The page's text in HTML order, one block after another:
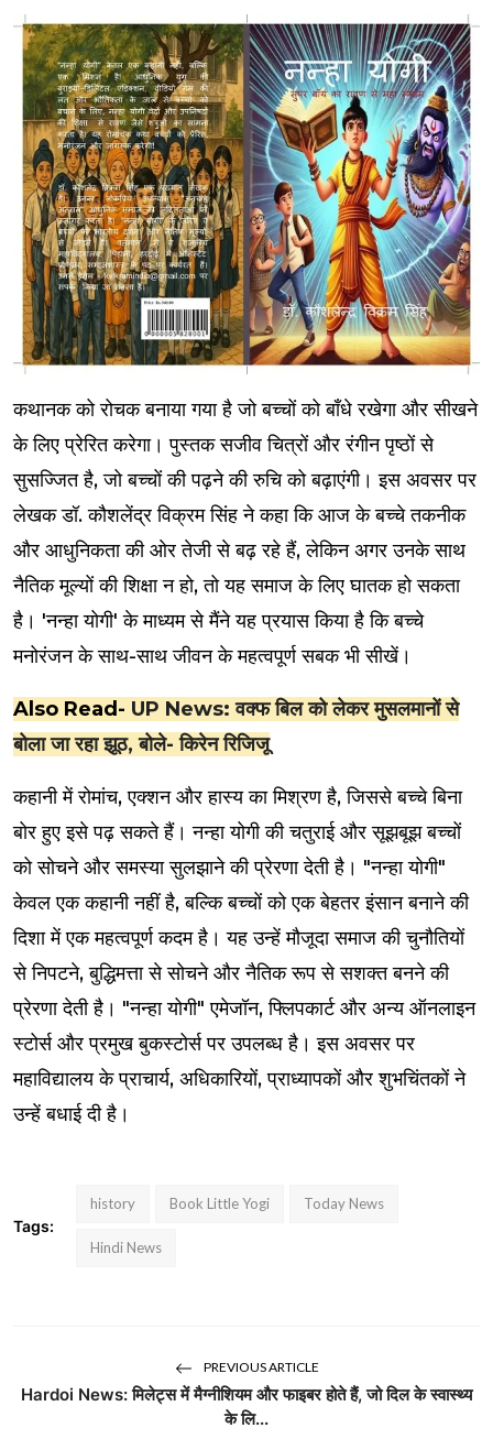
कथानक को रोचक बनाया गया है जो बच्चों को बाँधे रखेगा और सीखने
के लिए प्रेरित करेगा। पुस्तक सजीव चित्रों और रंगीन पृष्ठों से
सुसज्जित है, जो बच्चों की पढ़ने की रुचि को बढ़ाएंगी। इस अवसर पर
लेखक डॉ. कौशलेंद्र विक्रम सिंह ने कहा कि आज के बच्चे तकनीक
और आधुनिकता की ओर तेजी से बढ़ रहे हैं, लेकिन अगर उनके साथ
नैतिक मूल्यों की शिक्षा न हो, तो यह समाज के लिए घातक हो सकता
है। 'नन्हा योगी' के माध्यम से मैंने यह प्रयास किया है कि बच्चे
मनोरंजन के साथ-साथ जीवन के महत्वपूर्ण सबक भी सीखें।
Also Read- UP News: वक्फ बिल को लेकर मुसलमानों से
बोला जा रहा झूठ, बोले- किरेन रिजिजू
कहानी में रोमांच, एक्शन और हास्य का मिश्रण है, जिससे बच्चे बिना
बोर हुए इसे पढ़ सकते हैं। नन्हा योगी की चतुराई और सूझबूझ बच्चों
को सोचने और समस्या सुलझाने की प्रेरणा देती है। "नन्हा योगी"
केवल एक कहानी नहीं है, बल्कि बच्चों को एक बेहतर इंसान बनाने की
दिशा में एक महत्वपूर्ण कदम है। यह उन्हें मौजूदा समाज की चुनौतियों
से निपटने, बुद्धिमत्ता से सोचने और नैतिक रूप से सशक्त बनने की
प्रेरणा देती है। "नन्हा योगी" एमेजॉन, फ्लिपकार्ट और अन्य ऑनलाइन
स्टोर्स और प्रमुख बुकस्टोर्स पर उपलब्ध है। इस अवसर पर
महाविद्यालय के प्राचार्य, अधिकारियों, प्राध्यापकों और शुभचिंतकों ने
उन्हें बधाई दी है।
Tags:
history Book Little Yogi Today News
Hindi News
PREVIOUS ARTICLE
Hardoi News: मिलेट्स में मैग्नीशियम और फाइबर होते हैं, जो दिल के स्वास्थ्य
के लि...